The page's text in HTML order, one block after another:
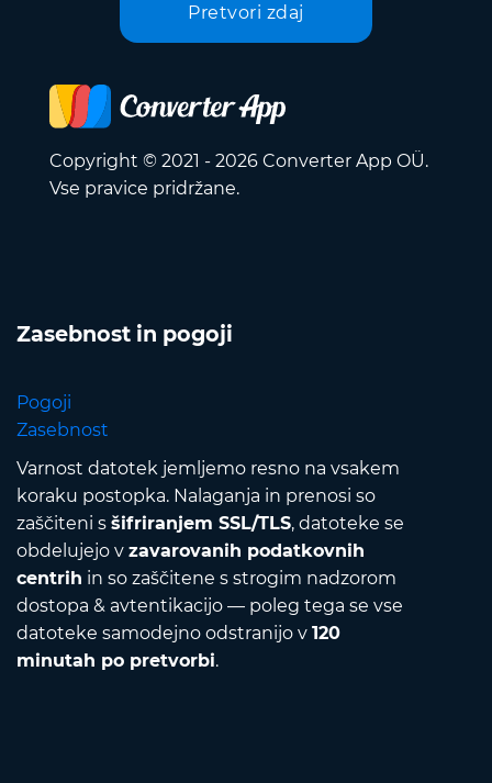
Pretvori zdaj
Copyright © 2021 - 2026 Converter App OÜ.
Vse pravice pridržane.
Zasebnost in pogoji
Pogoji
Zasebnost
Varnost datotek jemljemo resno na vsakem
koraku postopka. Nalaganja in prenosi so
zaščiteni s šifriranjem SSL/TLS, datoteke se
obdelujejo v zavarovanih podatkovnih
centrih in so zaščitene s strogim nadzorom
dostopa & avtentikacijo — poleg tega se vse
datoteke samodejno odstranijo v 120
minutah po pretvorbi.